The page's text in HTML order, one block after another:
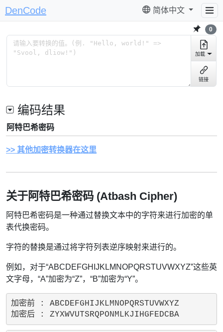
DenCode 简体中文
0
加载
链接
编码结果
阿特巴希密码
其他加密转换器在这里
关于阿特巴希密码 (Atbash Cipher)
阿特巴希密码是一种通过替换文本中的字符来进行加密的单
表代换密码。
字符的替换是通过将字符列表逆序映射来进行的。
例如，对于“ABCDEFGHIJKLMNOPQRSTUVWXYZ”这些英
文字母，“A”加密为“Z”，“B”加密为“Y”。
加密前 : ABCDEFGHIJKLMNOPQRSTUVWXYZ